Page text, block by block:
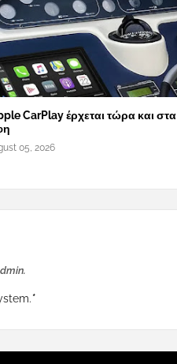
CarPlay έρχεται τώρα και στα
05, 2026
*